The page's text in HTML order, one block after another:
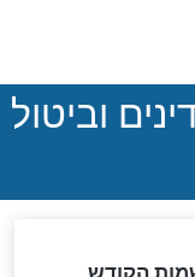
טראמפ
ועם הרבה